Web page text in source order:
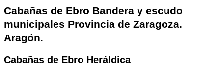
Cabañas de Ebro Bandera y escudo
municipales Provincia de Zaragoza.
Aragón.
Cabañas de Ebro Heráldica